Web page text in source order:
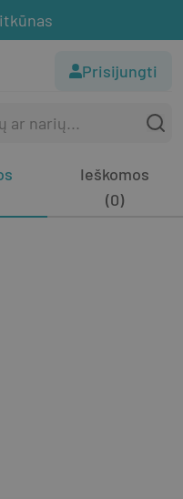
Prisijungti
Ieškomos
(0)